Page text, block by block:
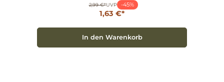
(aschig), gentle brown (mittleres Braun) und brown
(dunkles Braun). Artikelnummer: 925010.
Überzeugen Sie sich selbst von natürlich definierten
Brows on fleek.
2,99 €*UVP -45%
1,63 €*
In den Warenkorb